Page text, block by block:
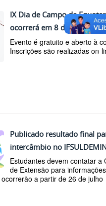
IX Dia de Campo da
ocorrerá em 8 de agosto
Evento é gratuito e aberto à
Inscrições são realizadas on-
Publicado resultado final
intercâmbio no
Estudantes devem contatar a
de Extensão para
a partir de 26 de julho